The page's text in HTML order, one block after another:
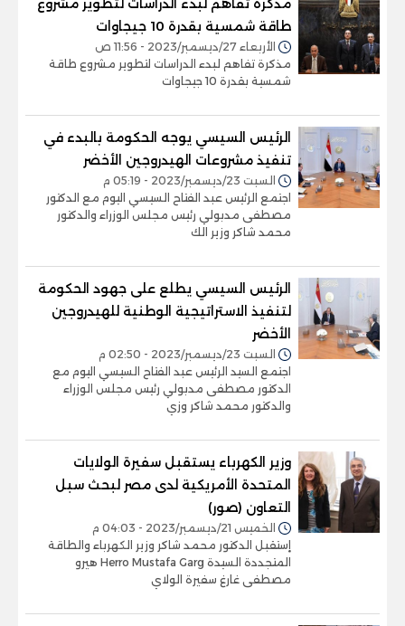
طاقة شمسية بقدرة 10 جيجاوات
الأربعاء 27/ديسمبر/2023 - 11:56 ص
مذكرة تفاهم لبدء الدراسات لتطوير مشروع طاقة
شمسية بقدرة 10 جيجاوات
الرئيس السيسي يوجه الحكومة بالبدء في
تنفيذ مشروعات الهيدروجين الأخضر
السبت 23/ديسمبر/2023 - 05:19 م
اجتمع الرئيس عبد الفتاح السيسي اليوم مع الدكتور
مصطفى مدبولي رئيس مجلس الوزراء والدكتور
محمد شاكر وزير الك
الرئيس السيسي يطلع على جهود الحكومة
لتنفيذ الاستراتيجية الوطنية للهيدروجين
الأخضر
السبت 23/ديسمبر/2023 - 02:50 م
اجتمع السيد الرئيس عبد الفتاح السيسي اليوم مع
الدكتور مصطفى مدبولي رئيس مجلس الوزراء
والدكتور محمد شاكر وزي
وزير الكهرباء يستقبل سفيرة الولايات
المتحدة الأمريكية لدى مصر لبحث سبل
التعاون (صور)
الخميس 21/ديسمبر/2023 - 04:03 م
إستقبل الدكتور محمد شاكر وزير الكهرباء والطاقة
المتجددة السيدة Herro Mustafa Garg هيرو
مصطفى غارغ سفيرة الولاي